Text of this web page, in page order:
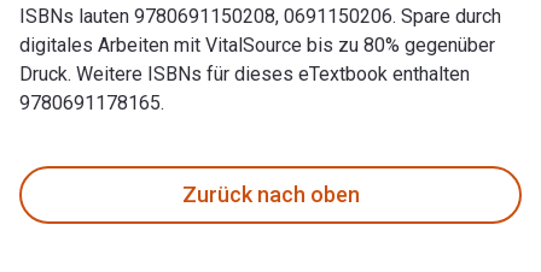
ISBNs lauten 9780691150208, 0691150206. Spare durch
digitales Arbeiten mit VitalSource bis zu 80% gegenüber
Druck. Weitere ISBNs für dieses eTextbook enthalten
9780691178165.
Zurück nach oben